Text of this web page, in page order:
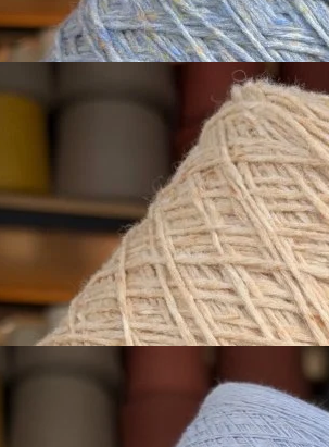
Купить
меринос экстрафайн 100%
450 м/100 г
персиковый
650₽
Купить
Микропайетки на хлопке
хлопок 90%, пайетки 10%